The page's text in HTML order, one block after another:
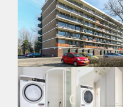
Niet mogelijk
Inkomen eis
2,8 X Maandhuur Bruto
Huurtermijn
Onbepaalde termijn
Oplevering
Kaal